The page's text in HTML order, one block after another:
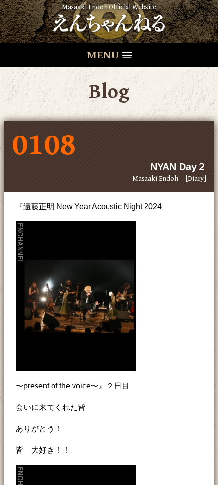
Masaaki Endoh Official Website
MENU
Blog
0108
NYAN Day２
Masaaki Endoh [Diary]
『遠藤正明 New Year Acoustic Night 2024
〜present of the voice〜』２日目
会いに来てくれた皆
ありがとう！
皆 大好き！！